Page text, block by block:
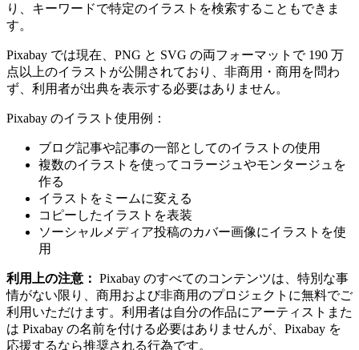
り、キーワードで特定のイラストを検索することもできま
す。
Pixabay では現在、PNG と SVG の両フォーマットで 190 万
点以上のイラストが公開されており、非商用・商用を問わ
ず、利用者が出典を表示する必要はありません。
Pixabay のイラスト使用例：
ブログ記事や記事の一部としてのイラストの使用
複数のイラストを使ってコラージュやモンタージュを
作る
イラストをミームに変える
コピーしたイラストを表装
ソーシャルメディア投稿のカバー画像にイラストを使
用
利用上の注意： Pixabay のすべてのコンテンツは、特別な事
情がない限り、商用および非商用のプロジェクトに無料でご
利用いただけます。利用者は自分の作品にアーティストまた
は Pixabay の名前を付ける必要はありませんが、Pixabay を
応援するなら推奨される行為です。